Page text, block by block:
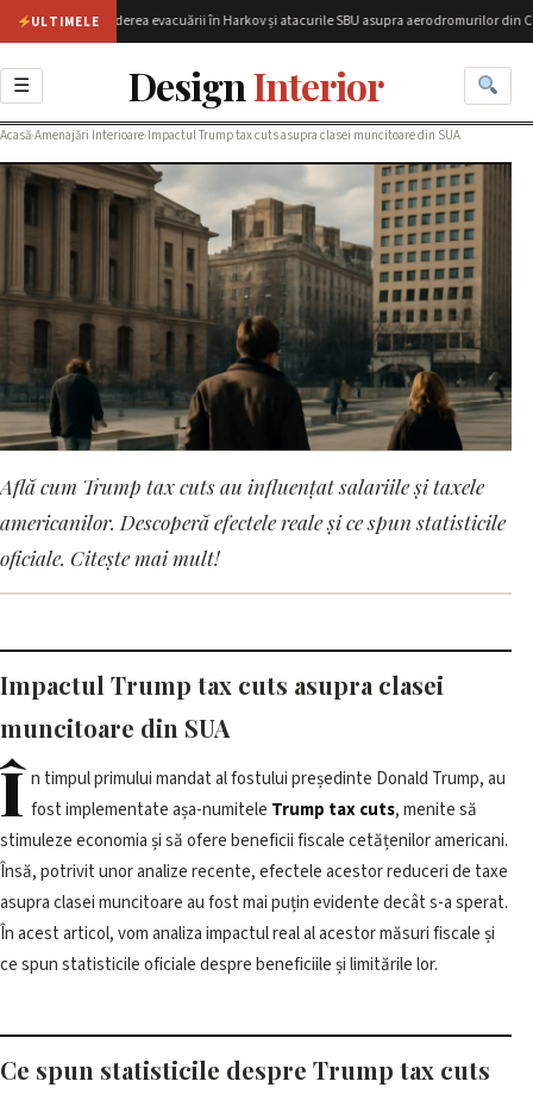
ULTIMELE
Extinderea evacuării în Harkov și atacurile SBU asupra aerodromurilor din Crimeea
☰ DesignInterior
Acasă›Amenajări Interioare›Impactul Trump tax cuts asupra clasei muncitoare din SUA
AMENAJĂRI INTERIOARE
Impactul Trump tax cuts
asupra clasei muncitoare din
SUA
Află cum Trump tax cuts au influențat salariile și taxele
americanilor. Descoperă efectele reale și ce spun statisticile
oficiale. Citește mai mult!
Impactul Trump tax cuts asupra clasei
muncitoare din SUA
Î n timpul primului mandat al fostului președinte Donald Trump, au
fost implementate așa-numitele Trump tax cuts, menite să
stimuleze economia și să ofere beneficii fiscale cetățenilor americani.
Însă, potrivit unor analize recente, efectele acestor reduceri de taxe
asupra clasei muncitoare au fost mai puțin evidente decât s-a sperat.
În acest articol, vom analiza impactul real al acestor măsuri fiscale și
ce spun statisticile oficiale despre beneficiile și limitările lor.
Ce spun statisticile despre Trump tax cuts